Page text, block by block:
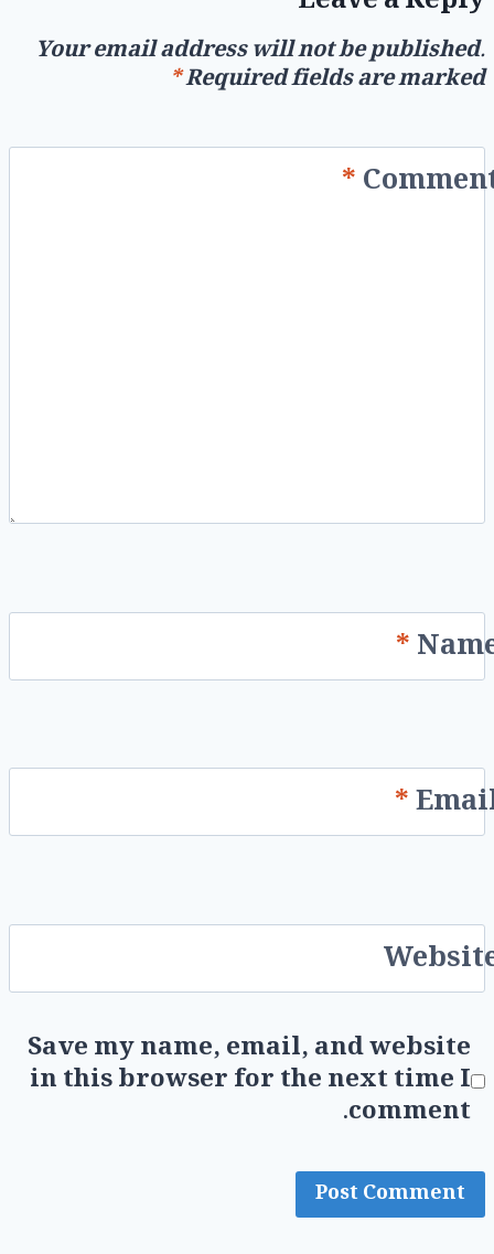
Your email address will not be published.
Required fields are marked
*
*
*
*
Save my name, email, and website
in this browser for the next time I
comment.